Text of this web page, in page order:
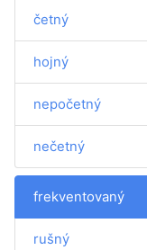
četný
hojný
nepočetný
nečetný
frekventovaný
rušný